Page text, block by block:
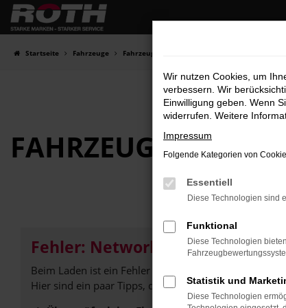
Zum
Hauptinhalt
Startseite Fahrzeuge Fahrzeugbestand
FAHRZEUG-
Fehler: Network Error
Beim Laden ist ein Fehler aufgetreten.
Hier sind ein paar Tipps, die dir helfen können:
Wir nutzen Cookies, um
verbessern. Wir
Einwilligung geben. Wenn
widerrufen. Weitere
Impressum
Folgende Kategorien von
Essentiell
Diese Technologien sind
Funktional
Diese Technologien
Statistik und
Diese Technologien